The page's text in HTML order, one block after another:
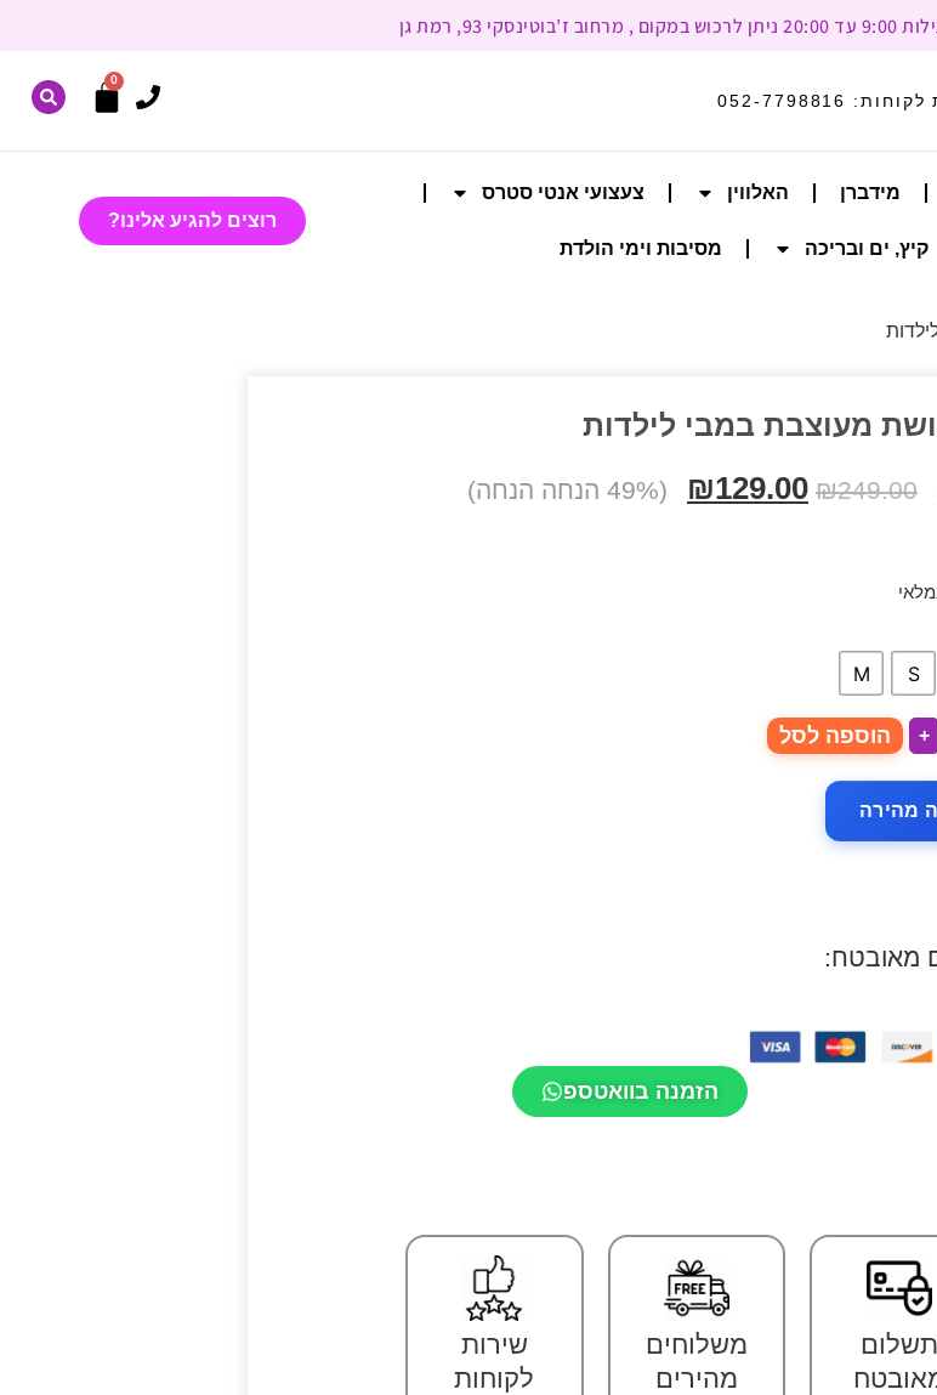
רמת גן
לקוחות: 052-7798816
0
מידברן האלווין צעצועי אנטי סטרס
קיץ, ים ובריכה מסיבות וימי הולדת
רוצים להגיע אלינו?
מעוצבת במבי לילדות
₪249.00
₪129.00 (49% הנחה הנחה)
S
M
+ הוספה לסל
מהירה
מאובטח:
הזמנה בוואטספ
תשלום
משלוחים
מהירים
שירות
לקוחות